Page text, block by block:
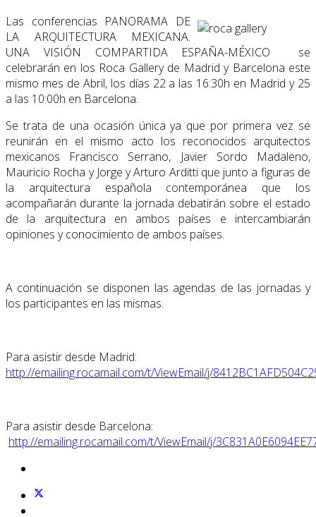
Las conferencias PANORAMA DE
LA ARQUITECTURA MEXICANA.
UNA VISIÓN COMPARTIDA ESPAÑA-MÉXICO se
celebrarán en los Roca Gallery de Madrid y Barcelona este
mismo mes de Abril, los días 22 a las 16:30h en Madrid y 25
a las 10:00h en Barcelona.
Se trata de una ocasión única ya que por primera vez se
reunirán en el mismo acto los reconocidos arquitectos
mexicanos Francisco Serrano, Javier Sordo Madaleno,
Mauricio Rocha y Jorge y Arturo Arditti que junto a figuras de
la arquitectura española contemporánea que los
acompañarán durante la jornada debatirán sobre el estado
de la arquitectura en ambos países e intercambiarán
opiniones y conocimiento de ambos países.
A continuación se disponen las agendas de las jornadas y
los participantes en las mismas.
Para asistir desde Madrid:
http://emailing.rocamail.com/t/ViewEmail/j/
Para asistir desde Barcelona:
http://emailing.rocamail.com/t/ViewEmail/j/